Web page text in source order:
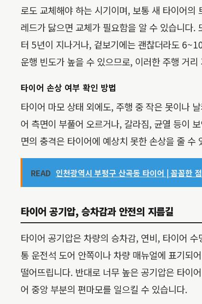
로도 교체해야 하는 시기이며, 보통 새 타이어
레드가 닳으면 교체가 필요함을 알 수 있습니다
터 5년이 지나거나, 겉보기에는 괜찮더라도
운행 빈도가 높을 수 있으므로, 이러한 주행 거
타이어 손상 여부 확인 방법
타이어 마모 상태 외에도, 주행 중 작은 못이나
어 측면이 부풀어 오르거나, 갈라짐, 균열 등이
면의 충격은 타이어에 예상치 못한 손상을 줄
READ 인천광역시 부평구 산곡동 타이어 | 꼼꼼한
타이어 공기압, 승차감과 안전의 지름길
타이어 공기압은 차량의 승차감, 연비, 타이어
통 운전석 도어 안쪽이나 차량 매뉴얼에 표기되
떨어뜨립니다. 반대로 너무 높은 공기압은 타이
어 중앙 부분의 편마모를 일으킬 수 있습니다.